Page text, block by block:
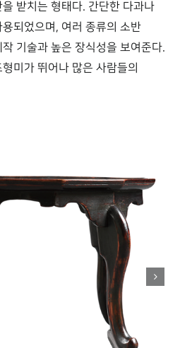
받치는 형태다. 간단한 다과나
되었으며, 여러 종류의 소반
기술과 높은 장식성을 보여준다.
미가 뛰어나 많은 사람들의